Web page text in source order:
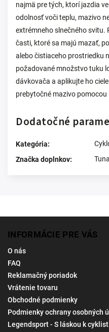
najmä pre tých, ktorí jazdia
odolnosť voči teplu, mazivo
extrémneho slnečného svitu.
časti, ktoré sa majú mazať,
alebo čistiaceho prostriedku
požadované množstvo tuku
dávkovača a aplikujte ho
prebytočné mazivo pomocou
Dodatočné
Kategória:
Značka doplnkov:
INFORMÁCIE PRE VÁS
O nás
FAQ
Reklamačný poriadok
Vrátenie tovaru
Obchodné podmienky
Podmienky ochrany osobných
Legendsport - S láskou k